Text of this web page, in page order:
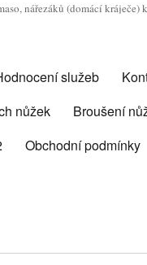
nářezáků (domácí
služeb
nůžek Broušení
Obchodní podmínky